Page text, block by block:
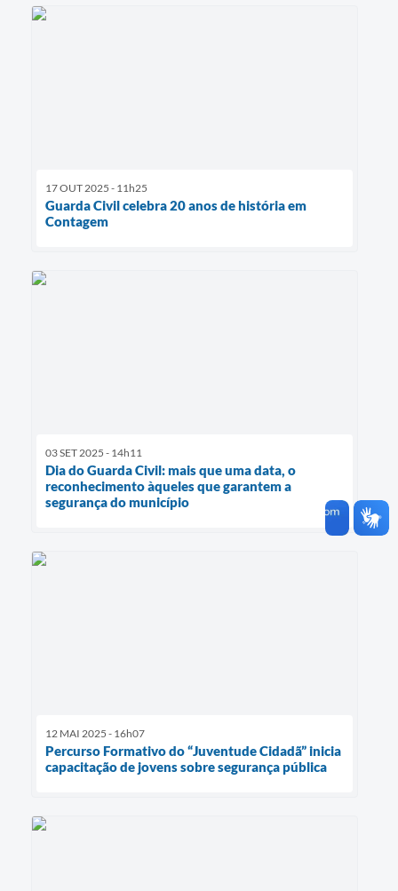
17 OUT 2025 - 11h25
Guarda Civil celebra 20 anos de história em
Contagem
03 SET 2025 - 14h11
Dia do Guarda Civil: mais que uma data, o
reconhecimento àqueles que garantem a
segurança do município
12 MAI 2025 - 16h07
Percurso Formativo do “Juventude Cidadã” inicia
capacitação de jovens sobre segurança pública